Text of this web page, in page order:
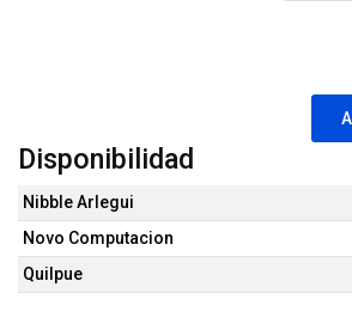
Disponibilidad
Nibble Arlegui
Novo Computacion
Quilpue